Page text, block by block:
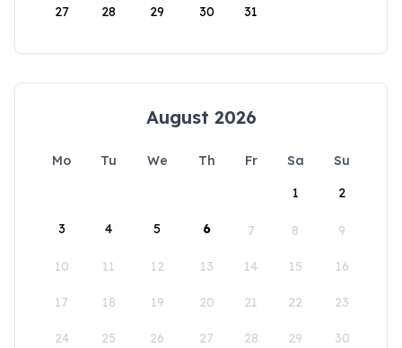
27 28 29 30 31
August 2026
Mo Tu We Th Fr Sa
Su
1
2
3 4 5 6 7 8 9
10 11 12 13 14 15 16
17 18 19 20 21 22 23
24 25 26 27 28 29 30